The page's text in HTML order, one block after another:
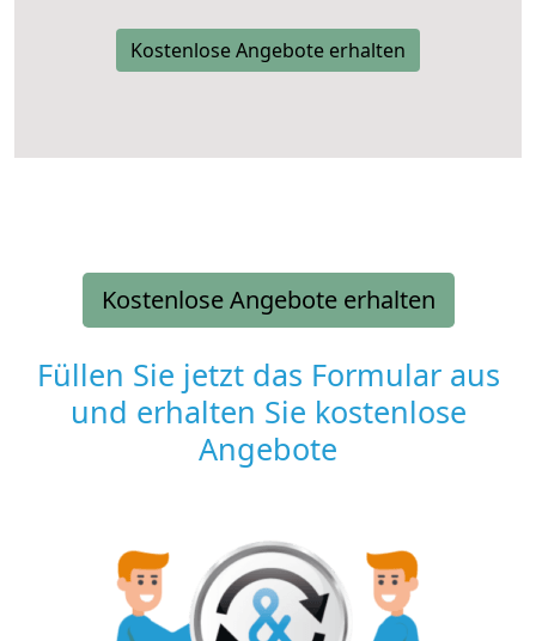
Kostenlose Angebote erhalten
Kostenlose Angebote erhalten
Füllen Sie jetzt das Formular aus
und erhalten Sie kostenlose
Angebote